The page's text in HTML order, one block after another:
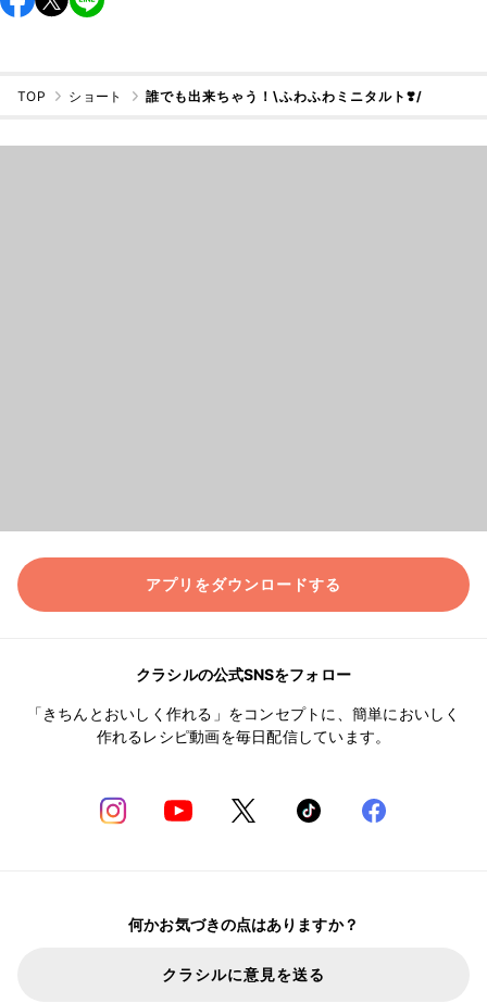
TOP ショート 誰でも出来ちゃう！\ふわふわミニタルト❣️/
アプリをダウンロードする
クラシルの公式SNSをフォロー
「きちんとおいしく作れる」をコンセプトに、簡単においしく
作れるレシピ動画を毎日配信しています。
何かお気づきの点はありますか？
クラシルに意見を送る